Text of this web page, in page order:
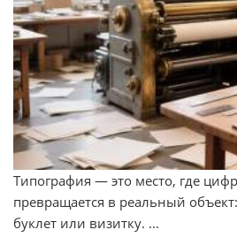
Типография — это место, где
превращается в реальный
буклет или визитку. ...